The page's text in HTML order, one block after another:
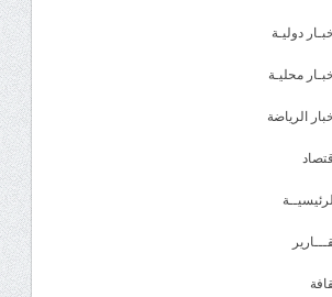
دوليـة
محليـة
الرياضة
اقتصاد
الرئيسيــة